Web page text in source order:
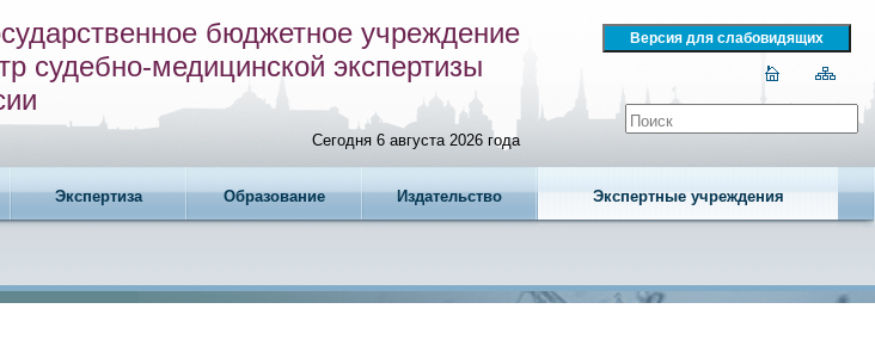
бюджетное учреждение
судебно-медицинской экспертизы
Сегодня 6 августа 2026 года
Экспертиза Образование Издательство Экспертные учреждения